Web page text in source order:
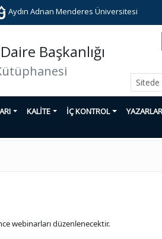
Aydın Adnan Menderes Üniversitesi
Başkanlığı
KALİTE İÇ KONTROL
webinarları düzenlenecektir.